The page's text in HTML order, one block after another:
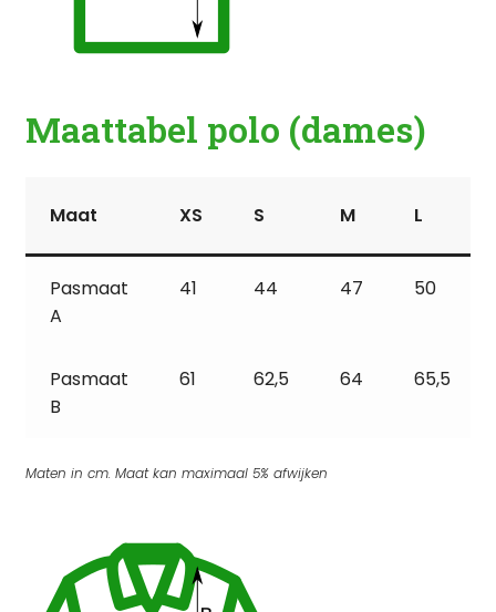
Maattabel polo (dames)
Maat XS S M L
Pasmaat
A
41 44 47 50
Pasmaat
B
61 62,5 64 65,5
Maten in cm. Maat kan maximaal 5% afwijken